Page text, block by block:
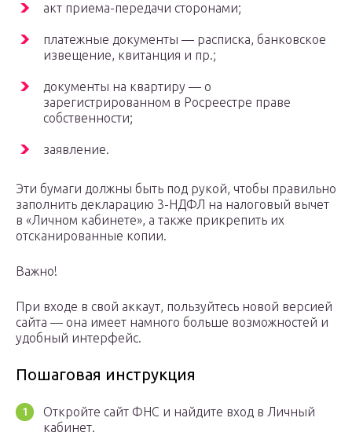
акт приема-передачи сторонами;
платежные документы — расписка, банковское
извещение, квитанция и пр.;
документы на квартиру — о
зарегистрированном в Росреестре праве
собственности;
заявление.
Эти бумаги должны быть под рукой, чтобы правильно
заполнить декларацию 3-НДФЛ на налоговый вычет
в «Личном кабинете», а также прикрепить их
отсканированные копии.
Важно!
При входе в свой аккаут, пользуйтесь новой версией
сайта — она имеет намного больше возможностей и
удобный интерфейс.
Пошаговая инструкция
Откройте сайт ФНС и найдите вход в Личный
кабинет.